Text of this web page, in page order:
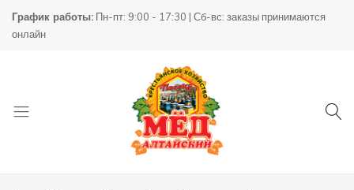
График работы: Пн-пт: 9:00 - 17:30 | Сб-вс: заказы принимаются
онлайн
Оборудование для
декристаллизции и
рекристаллизатора.-
230 V,- про-во
Lyson, Польша
Отзывы (0)
1650000,00